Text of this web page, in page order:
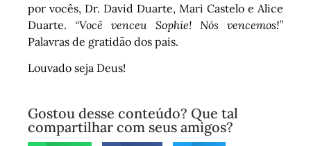
por vocês, Dr. David Duarte, Mari Castelo e Alice
Duarte. “Você venceu Sophie! Nós vencemos!”
Palavras de gratidão dos pais.
Louvado seja Deus!
Gostou desse conteúdo? Que tal
compartilhar com seus amigos?